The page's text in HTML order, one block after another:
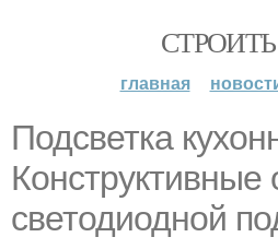
главная
Подсветка
Конструктивные
светодиодной